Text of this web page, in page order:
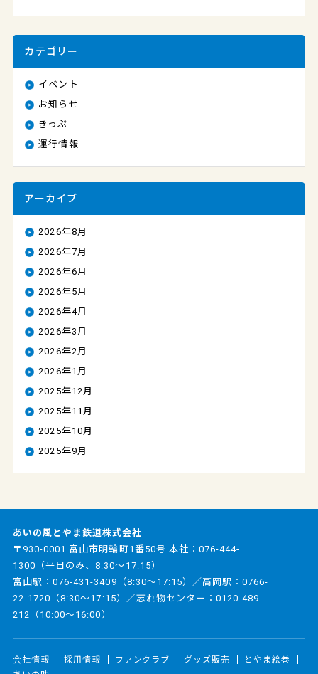
カテゴリー
イベント
お知らせ
きっぷ
運行情報
アーカイブ
2026年8月
2026年7月
2026年6月
2026年5月
2026年4月
2026年3月
2026年2月
2026年1月
2025年12月
2025年11月
2025年10月
2025年9月
あいの風とやま鉄道株式会社
〒930-0001 富山市明輪町1番50号 本社： 076-444-
1300 （平日のみ、8:30～17:15）
富山駅：076-431-3409 （8:30～17:15）／高岡駅：0766-
22-1720 （8:30～17:15）／忘れ物センター：0120-489-
212 （10:00～16:00）
会社情報 採用情報 ファンクラブ グッズ販売
とやま絵巻